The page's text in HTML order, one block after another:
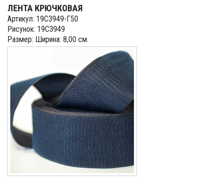
ЛЕНТА КРЮЧКОВАЯ
Артикул: 19С3949-Г50
Рисунок: 19С3949
Размер: Ширина: 8,00 см.